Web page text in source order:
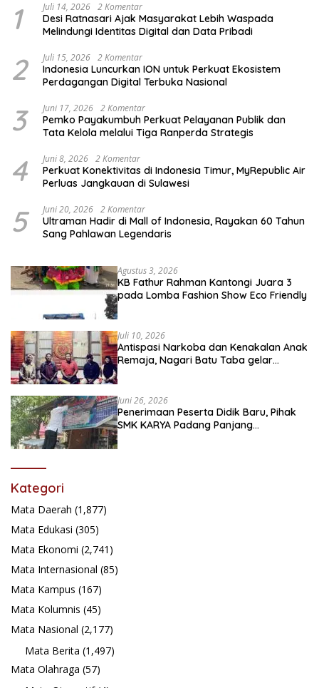
1 Juli 14, 2026 2 Komentar
Desi Ratnasari Ajak Masyarakat Lebih Waspada
Melindungi Identitas Digital dan Data Pribadi
2 Juli 15, 2026 2 Komentar
Indonesia Luncurkan ION untuk Perkuat Ekosistem
Perdagangan Digital Terbuka Nasional
3 Juni 17, 2026 2 Komentar
Pemko Payakumbuh Perkuat Pelayanan Publik dan
Tata Kelola melalui Tiga Ranperda Strategis
4 Juni 8, 2026 2 Komentar
Perkuat Konektivitas di Indonesia Timur, MyRepublic Air
Perluas Jangkauan di Sulawesi
5 Juni 20, 2026 2 Komentar
Ultraman Hadir di Mall of Indonesia, Rayakan 60 Tahun
Sang Pahlawan Legendaris
Agustus 3, 2026
KB Fathur Rahman Kantongi Juara 3
pada Lomba Fashion Show Eco Friendly
Juli 10, 2026
Antispasi Narkoba dan Kenakalan Anak
Remaja, Nagari Batu Taba gelar
Juni 26, 2026
Penerimaan Peserta Didik Baru, Pihak
SMK KARYA Padang Panjang
Kategori
Mata Daerah (1,877)
Mata Edukasi (305)
Mata Ekonomi (2,741)
Mata Internasional (85)
Mata Kampus (167)
Mata Kolumnis (45)
Mata Nasional (2,177)
Mata Berita (1,497)
Mata Olahraga (57)